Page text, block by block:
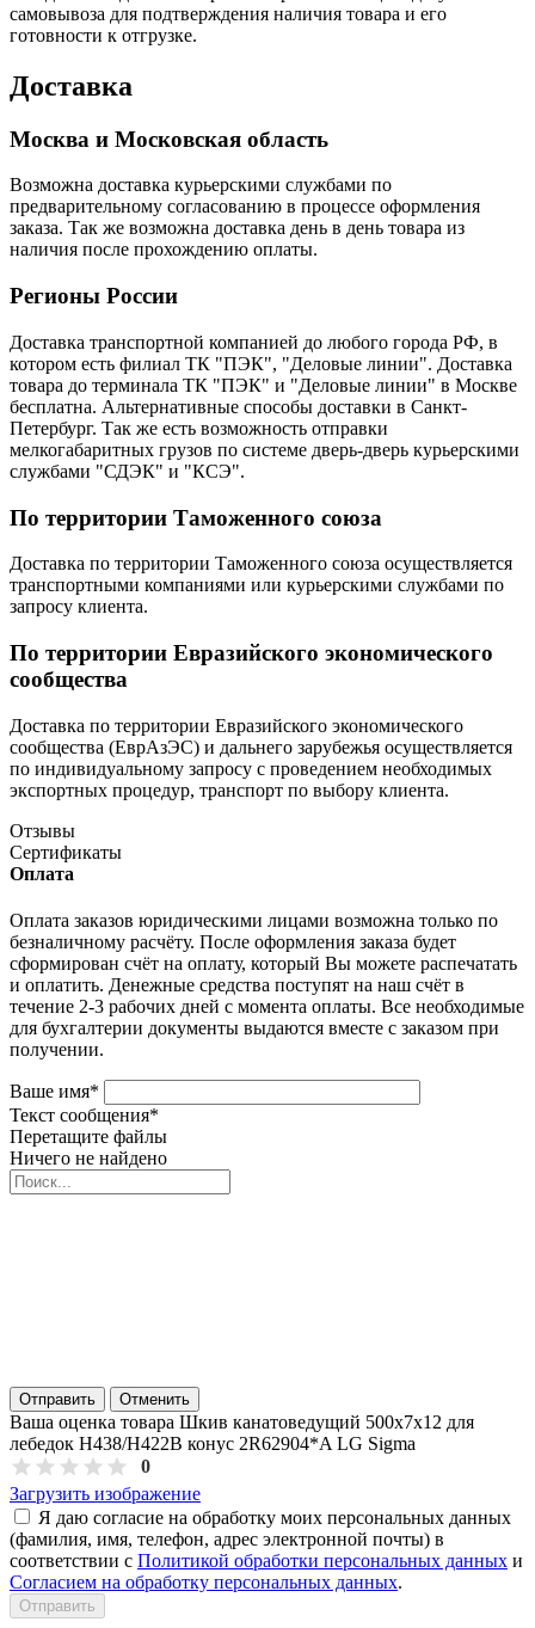
самовывоза для подтверждения наличия товара и его
готовности к отгрузке.
Доставка
Москва и Московская область
Возможна доставка курьерскими службами по
предварительному согласованию в процессе оформления
заказа. Так же возможна доставка день в день товара из
наличия после прохождению оплаты.
Регионы России
Доставка транспортной компанией до любого города РФ, в
котором есть филиал ТК "ПЭК", "Деловые линии". Доставка
товара до терминала ТК "ПЭК" и "Деловые линии" в Москве
бесплатна. Альтернативные способы доставки в Санкт-
Петербург. Так же есть возможность отправки
мелкогабаритных грузов по системе дверь-дверь курьерскими
службами "СДЭК" и "КСЭ".
По территории Таможенного союза
Доставка по территории Таможенного союза осуществляется
транспортными компаниями или курьерскими службами по
запросу клиента.
По территории Евразийского экономического
сообщества
Доставка по территории Евразийского экономического
сообщества (ЕврАзЭС) и дальнего зарубежья осуществляется
по индивидуальному запросу с проведением необходимых
экспортных процедур, транспорт по выбору клиента.
Отзывы
Сертификаты
Оплата
Оплата заказов юридическими лицами возможна только по
безналичному расчёту. После оформления заказа будет
сформирован счёт на оплату, который Вы можете распечатать
и оплатить. Денежные средства поступят на наш счёт в
течение 2-3 рабочих дней с момента оплаты. Все необходимые
для бухгалтерии документы выдаются вместе с заказом при
получении.
Ваше имя*
Текст сообщения*
Перетащите файлы
Ничего не найдено
Отправить Отменить
Ваша оценка товара Шкив канатоведущий 500х7х12 для
лебедок H438/H422B конус 2R62904*A LG Sigma
0
Загрузить изображение
Я даю согласие на обработку моих персональных данных
(фамилия, имя, телефон, адрес электронной почты) в
соответствии с Политикой обработки персональных данных и
Согласием на обработку персональных данных.